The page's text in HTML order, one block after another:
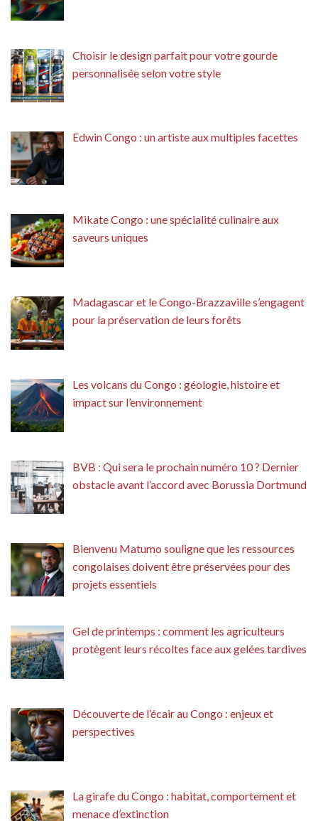
Choisir le design parfait pour votre gourde
personnalisée selon votre style
Edwin Congo : un artiste aux multiples facettes
Mikate Congo : une spécialité culinaire aux
saveurs uniques
Madagascar et le Congo-Brazzaville s’engagent
pour la préservation de leurs forêts
Les volcans du Congo : géologie, histoire et
impact sur l’environnement
BVB : Qui sera le prochain numéro 10 ? Dernier
obstacle avant l’accord avec Borussia Dortmund
Bienvenu Matumo souligne que les ressources
congolaises doivent être préservées pour des
projets essentiels
Gel de printemps : comment les agriculteurs
protègent leurs récoltes face aux gelées tardives
Découverte de l’écair au Congo : enjeux et
perspectives
La girafe du Congo : habitat, comportement et
menace d’extinction